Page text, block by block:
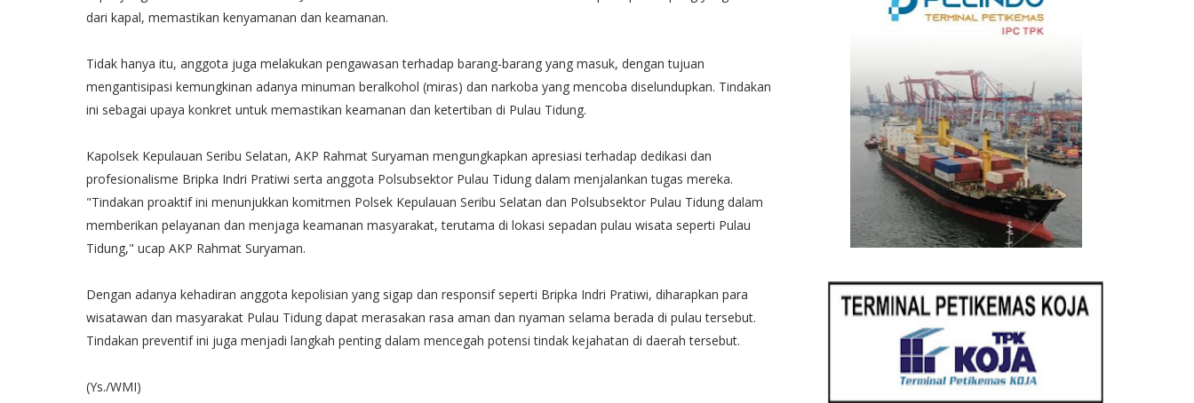
dari kapal, memastikan kenyamanan dan keamanan.
Tidak hanya itu, anggota juga melakukan pengawasan terhadap barang-barang yang masuk, dengan tujuan
mengantisipasi kemungkinan adanya minuman beralkohol (miras) dan narkoba yang mencoba diselundupkan. Tindakan
ini sebagai upaya konkret untuk memastikan keamanan dan ketertiban di Pulau Tidung.
Kapolsek Kepulauan Seribu Selatan, AKP Rahmat Suryaman mengungkapkan apresiasi terhadap dedikasi dan
profesionalisme Bripka Indri Pratiwi serta anggota Polsubsektor Pulau Tidung dalam menjalankan tugas mereka.
"Tindakan proaktif ini menunjukkan komitmen Polsek Kepulauan Seribu Selatan dan Polsubsektor Pulau Tidung dalam
memberikan pelayanan dan menjaga keamanan masyarakat, terutama di lokasi sepadan pulau wisata seperti Pulau
Tidung," ucap AKP Rahmat Suryaman.
Dengan adanya kehadiran anggota kepolisian yang sigap dan responsif seperti Bripka Indri Pratiwi, diharapkan para
wisatawan dan masyarakat Pulau Tidung dapat merasakan rasa aman dan nyaman selama berada di pulau tersebut.
Tindakan preventif ini juga menjadi langkah penting dalam mencegah potensi tindak kejahatan di daerah tersebut.
(Ys./WMI)